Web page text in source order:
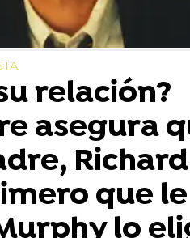
relación?
asegura
Richard
que
lo